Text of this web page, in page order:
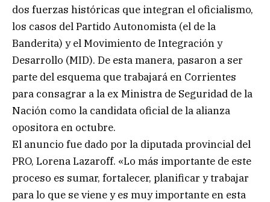
dos fuerzas históricas que integran el oficialismo,
los casos del Partido Autonomista (el de la
Banderita) y el Movimiento de Integración y
Desarrollo (MID). De esta manera, pasaron a ser
parte del esquema que trabajará en Corrientes
para consagrar a la ex Ministra de Seguridad de la
Nación como la candidata oficial de la alianza
opositora en octubre.
El anuncio fue dado por la diputada provincial del
PRO, Lorena Lazaroff. «Lo más importante de este
proceso es sumar, fortalecer, planificar y trabajar
para lo que se viene y es muy importante en esta